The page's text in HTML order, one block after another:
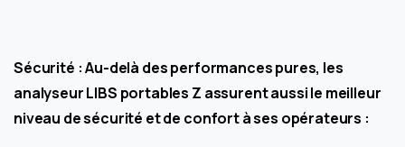
Sécurité : Au-delà des performances pures, les
analyseur LIBS portables Z assurent aussi le meilleur
niveau de sécurité et de confort à ses opérateurs :